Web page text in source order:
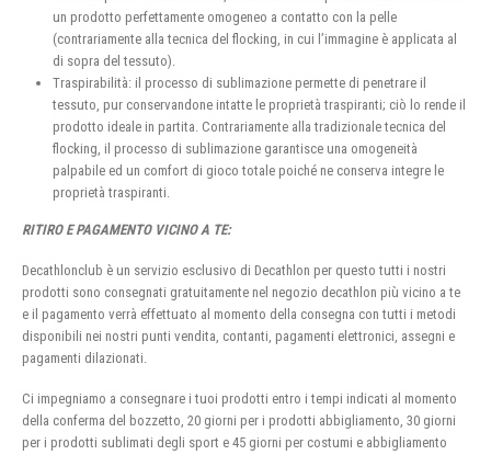
un prodotto perfettamente omogeneo a contatto con la pelle
(contrariamente alla tecnica del flocking, in cui l’immagine è applicata al
di sopra del tessuto).
Traspirabilità: il processo di sublimazione permette di penetrare il
tessuto, pur conservandone intatte le proprietà traspiranti; ciò lo rende il
prodotto ideale in partita. Contrariamente alla tradizionale tecnica del
flocking, il processo di sublimazione garantisce una omogeneità
palpabile ed un comfort di gioco totale poiché ne conserva integre le
proprietà traspiranti.
RITIRO E PAGAMENTO VICINO A TE:
Decathlonclub è un servizio esclusivo di Decathlon per questo tutti i nostri
prodotti sono consegnati gratuitamente nel negozio decathlon più vicino a te
e il pagamento verrà effettuato al momento della consegna con tutti i metodi
disponibili nei nostri punti vendita, contanti, pagamenti elettronici, assegni e
pagamenti dilazionati.
Ci impegniamo a consegnare i tuoi prodotti entro i tempi indicati al momento
della conferma del bozzetto, 20 giorni per i prodotti abbigliamento, 30 giorni
per i prodotti sublimati degli sport e 45 giorni per costumi e abbigliamento